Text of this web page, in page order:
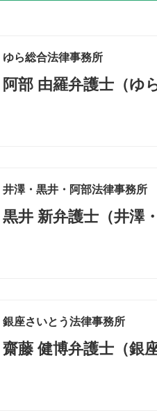
ゆら総合法律事務所
阿部 由羅弁護士（ゆ
井澤・黒井・阿部法律事務所
黒井 新弁護士（井澤
銀座さいとう法律事務所
齋藤 健博弁護士（銀